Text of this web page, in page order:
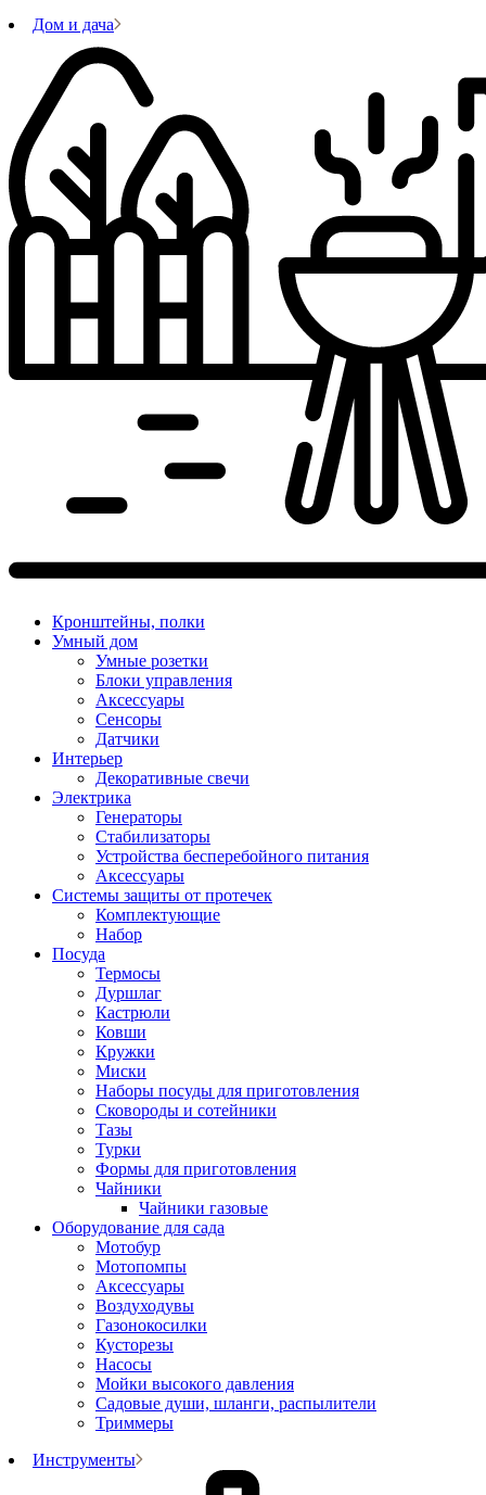
Дом и дача
Кронштейны, полки
Умный дом
Умные розетки
Блоки управления
Аксессуары
Сенсоры
Датчики
Интерьер
Декоративные свечи
Электрика
Генераторы
Стабилизаторы
Устройства бесперебойного питания
Аксессуары
Системы защиты от протечек
Комплектующие
Набор
Посуда
Термосы
Дуршлаг
Кастрюли
Ковши
Кружки
Миски
Наборы посуды для приготовления
Сковороды и сотейники
Тазы
Турки
Формы для приготовления
Чайники
Чайники газовые
Оборудование для сада
Мотобур
Мотопомпы
Аксессуары
Воздуходувы
Газонокосилки
Кусторезы
Насосы
Мойки высокого давления
Садовые души, шланги, распылители
Триммеры
Инструменты